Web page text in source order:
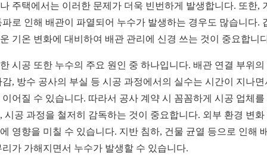
주택에서는 이러한 문제가 더욱 빈번하게 발생합니다. 또한,
파로 인해 배관이 파열되어 누수가 발생하는 경우도 많습니다.
기온 변화에 대비하여 배관 관리에 신경 쓰는 것이 중요합니
시공 또한 누수의 주요 원인 중 하나입니다. 배관 연결 부위의
감, 방수 공사의 부실 등 시공 과정에서의 실수는 시간이 지나면
이어질 수 있습니다. 따라서 공사 계약 시 꼼꼼하게 시공 업체를
시공 과정을 철저히 감독하는 것이 중요합니다. 외부 환경 변화
영향을 미칠 수 있습니다. 지반 침하, 건물 균열 등으로 인해
리가 가해지면서 누수가 발생할 수 있습니다.